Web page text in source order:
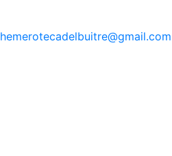
hemerotecadelbuitre@gmail.com